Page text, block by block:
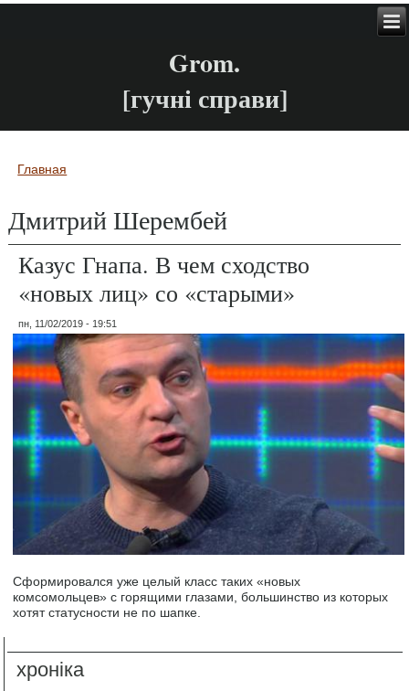
Grom.
[гучні справи]
Вы здесь
Главная
Дмитрий Шерембей
Казус Гнапа. В чем сходство
«новых лиц» со «старыми»
пн, 11/02/2019 - 19:51
Сформировался уже целый класс таких «новых
комсомольцев» с горящими глазами, большинство из которых
хотят статусности не по шапке.
хроніка